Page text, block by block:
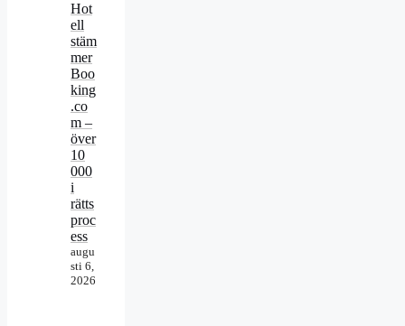
Hot
ell
stäm
mer
Boo
king
.co
m –
över
10
000
i
rätts
proc
ess
augu
sti 6,
2026